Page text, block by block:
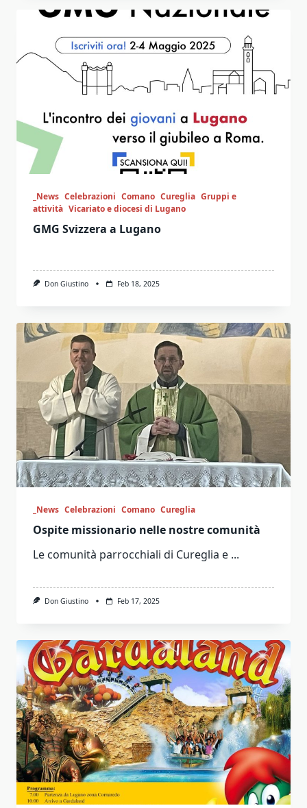
_News Celebrazioni Comano Cureglia Gruppi e
attività Vicariato e diocesi di Lugano
GMG Svizzera a Lugano
Don Giustino Feb 18, 2025
_News Celebrazioni Comano Cureglia
Ospite missionario nelle nostre comunità
Le comunità parrocchiali di Cureglia e ...
Don Giustino Feb 17, 2025